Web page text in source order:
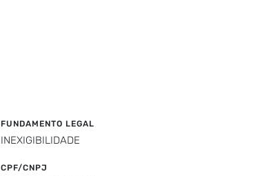
FUNDAMENTO LEGAL
INEXIGIBILIDADE
CPF/CNPJ